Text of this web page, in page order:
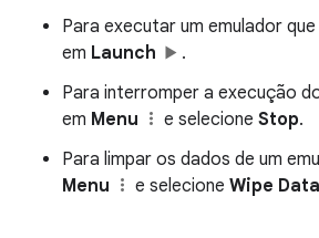
Para executar um emulador que
em Launch
.
Para interromper a execução
em Menu e selecioneStop.
Para limpar os dados de um
Menu
e selecioneWipe Data